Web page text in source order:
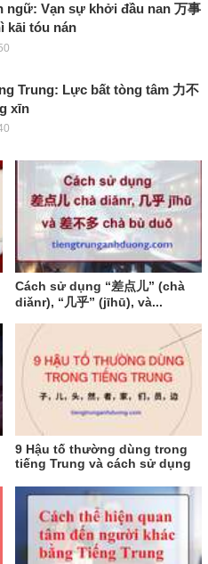
ngữ: Vạn sự khởi đầu nan 万事
kāi tóu nán
Trung: Lực bất tòng tâm 力不
xīn
Cách sử dụng “差点儿” (chà
diǎnr), “几乎” (jīhū), và...
9 Hậu tố thường dùng trong
tiếng Trung và cách sử dụng